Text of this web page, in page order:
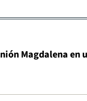
Magdalena en